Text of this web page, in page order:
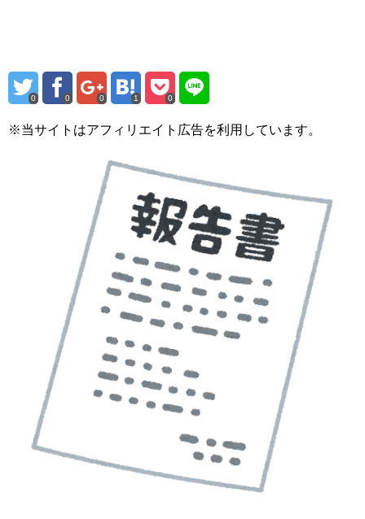
0 0 0 1 0
※当サイトはアフィリエイト広告を利用しています。